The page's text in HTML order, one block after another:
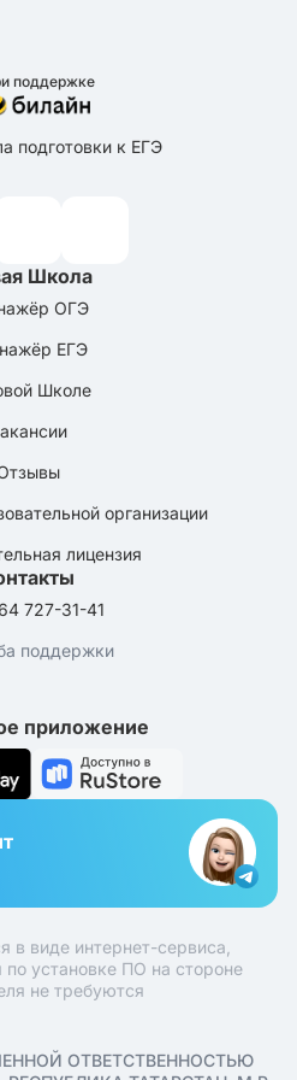
поддержке
подготовки к ЕГЭ
Школа
ОГЭ
ЕГЭ
Школе
организации
лицензия
727-31-41
поддержки
приложение
в виде интернет-сервиса,
по установке ПО на стороне
не требуются
ОТВЕТСТВЕННОСТЬЮ